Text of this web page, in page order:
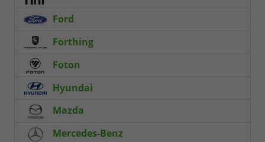
Ford
Forthing
Foton
Hyundai
Mazda
Mercedes-Benz